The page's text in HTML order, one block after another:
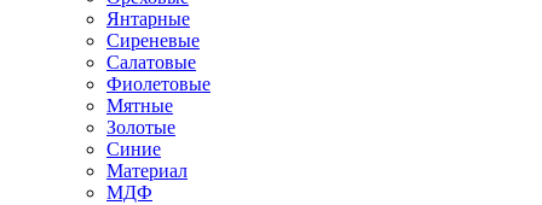
Янтарные
Сиреневые
Салатовые
Фиолетовые
Мятные
Золотые
Синие
Материал
МДФ